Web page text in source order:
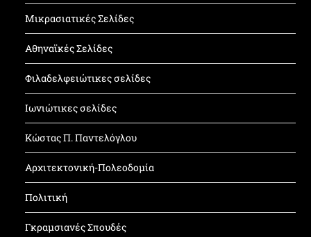
Μικρασιατικές Σελίδες
Αθηναϊκές Σελίδες
Φιλαδελφειώτικες σελίδες
Ιωνιώτικες σελίδες
Κώστας Π. Παντελόγλου
Αρχιτεκτονική-Πολεοδομία
Πολιτική
Γκραμσιανές Σπουδές